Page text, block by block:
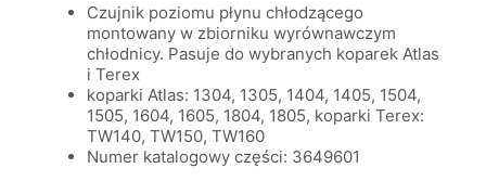
Czujnik poziomu płynu chłodzącego
montowany w zbiorniku wyrównawczym
chłodnicy. Pasuje do wybranych koparek Atlas
i Terex
koparki Atlas: 1304, 1305, 1404, 1405, 1504,
1505, 1604, 1605, 1804, 1805, koparki Terex:
TW140, TW150, TW160
Numer katalogowy części: 3649601